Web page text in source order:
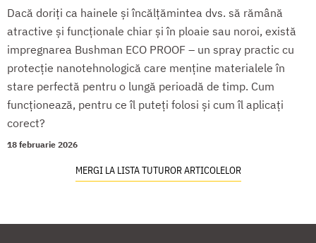
Dacă doriți ca hainele și încălțămintea dvs. să rămână
atractive și funcționale chiar și în ploaie sau noroi, există
impregnarea Bushman ECO PROOF – un spray practic cu
protecție nanotehnologică care menține materialele în
stare perfectă pentru o lungă perioadă de timp. Cum
funcționează, pentru ce îl puteți folosi și cum îl aplicați
corect?
18 februarie 2026
MERGI LA LISTA TUTUROR ARTICOLELOR